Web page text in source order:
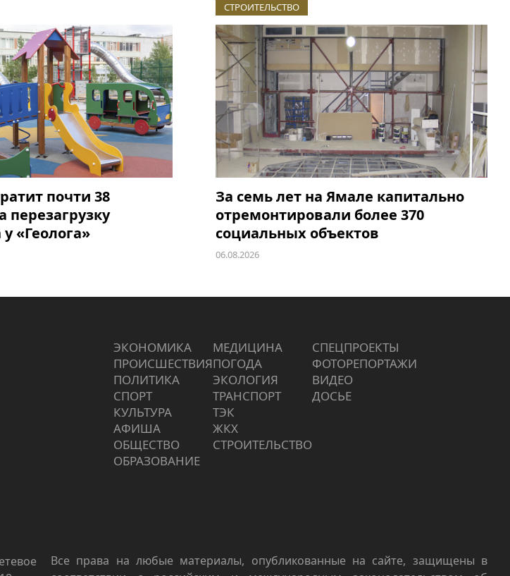
почти 38
«Геолога»
СТРОИТЕЛЬСТВО
За семь лет на Ямале капитально
отремонтировали более 370
социальных объектов
06.08.2026
ЭКОНОМИКА
ПРОИCШЕСТВИЯ
ПОЛИТИКА
СПОРТ
КУЛЬТУРА
АФИША
ОБЩЕСТВО
ОБРАЗОВАНИЕ
МЕДИЦИНА
ПОГОДА
ЭКОЛОГИЯ
ТРАНСПОРТ
ТЭК
ЖКХ
СТРОИТЕЛЬСТВО
СПЕЦПРОЕКТЫ
ФОТОРЕПОРТАЖИ
ВИДЕО
ДОСЬЕ
Все права на любые материалы, опубликованные на сайте, защищены в